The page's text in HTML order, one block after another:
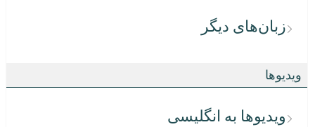
زبان‌های دیگر
ویدیوها
ویدیوها به انگلیسی